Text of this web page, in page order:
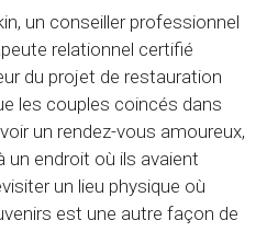
un conseiller professionnel
relationnel certifié
du projet de restauration
les couples coincés dans
un rendez-vous amoureux,
un endroit où ils avaient
un lieu physique où
est une autre façon de